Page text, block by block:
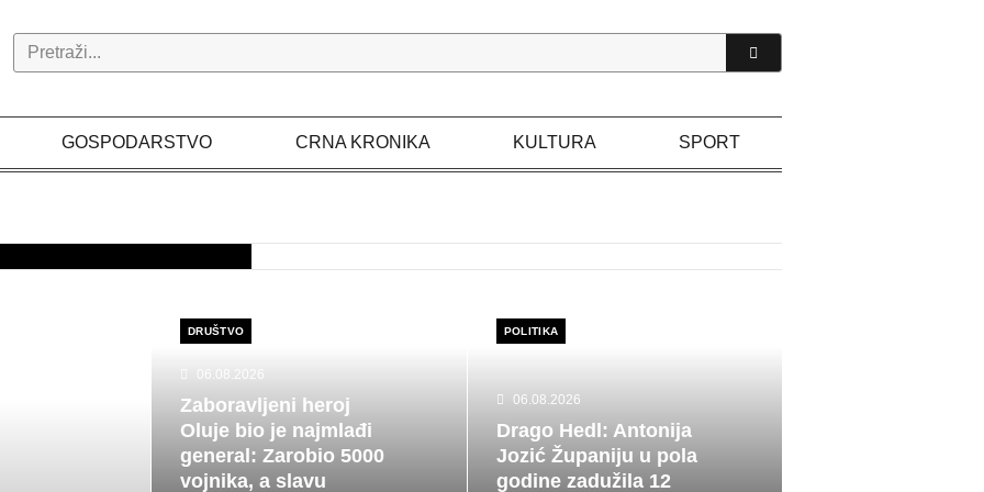
Search
GOSPODARSTVO CRNA KRONIKA KULTURA SPORT
DRUŠTVO
06.08.2026
Zaboravljeni heroj
Oluje bio je najmlađi
general: Zarobio 5000
vojnika, a slavu
POLITIKA
06.08.2026
Drago Hedl: Antonija
Jozić Županiju u pola
godine zadužila 12